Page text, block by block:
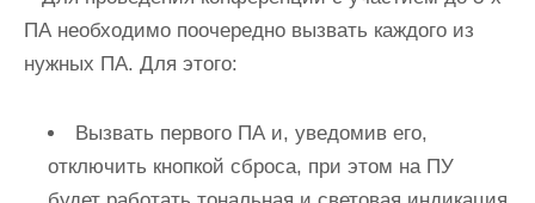
ПА необходимо поочередно вызвать каждого из
нужных ПА. Для этого:
Вызвать первого ПА и, уведомив его,
отключить кнопкой сброса, при этом на ПУ